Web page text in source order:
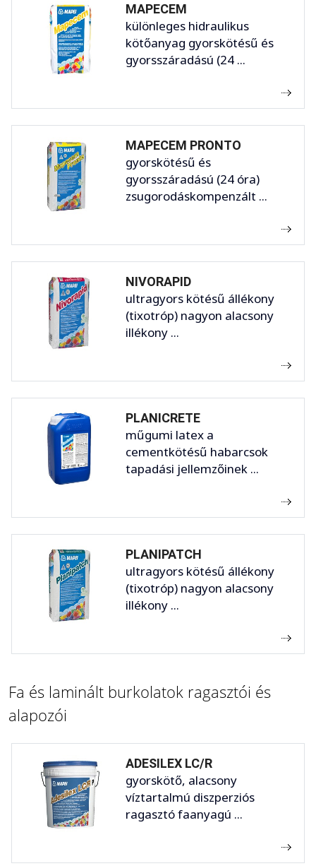
MAPECEM
különleges hidraulikus
kötőanyag gyorskötésű és
gyorsszáradású (24 ...
MAPECEM PRONTO
gyorskötésű és
gyorsszáradású (24 óra)
zsugorodáskompenzált ...
NIVORAPID
ultragyors kötésű állékony
(tixotróp) nagyon alacsony
illékony ...
PLANICRETE
műgumi latex a
cementkötésű habarcsok
tapadási jellemzőinek ...
PLANIPATCH
ultragyors kötésű állékony
(tixotróp) nagyon alacsony
illékony ...
Fa és laminált burkolatok ragasztói és
alapozói
ADESILEX LC/R
gyorskötő, alacsony
víztartalmú diszperziós
ragasztó faanyagú ...